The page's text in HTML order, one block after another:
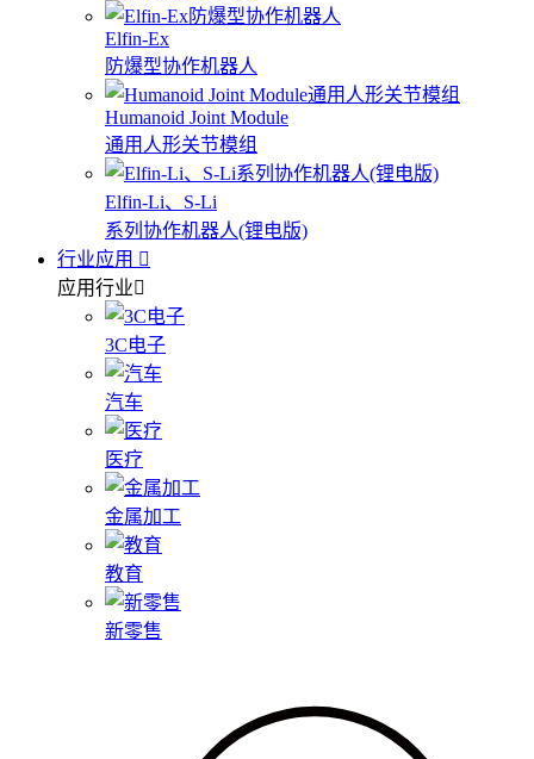
Elfin-Ex
防爆型协作机器人
Humanoid Joint Module
通用人形关节模组
Elfin-Li、S-Li
系列协作机器人(锂电版)
行业应用
应用行业
3C电子
汽车
医疗
金属加工
教育
新零售